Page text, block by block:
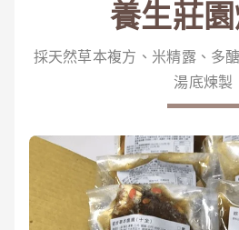
養生莊
採天然草本複方、米精露、多
湯底煉製